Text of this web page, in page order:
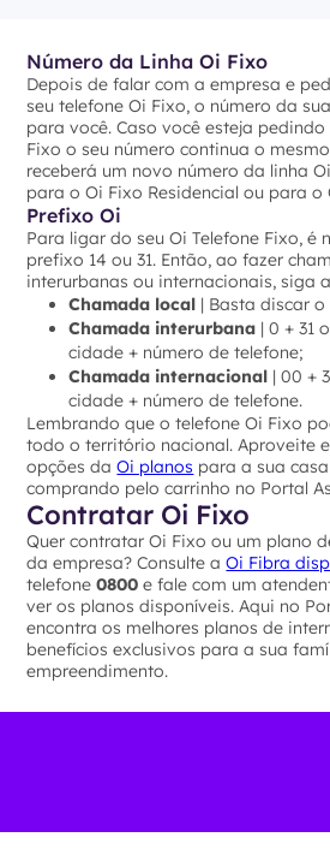
Número da Linha Oi Fixo
Depois de falar com a empresa e
seu telefone Oi Fixo, o número da
para você. Caso você esteja
Fixo o seu número continua o
receberá um novo número da linha
para o Oi Fixo Residencial ou para o
Prefixo Oi
Para ligar do seu Oi Telefone Fixo, é
prefixo 14 ou 31. Então, ao fazer
interurbanas ou internacionais, siga
Chamada local | Basta discar
Chamada interurbana | 0 + 31
cidade + número de telefone;
Chamada internacional | 00 +
cidade + número de telefone.
Lembrando que o telefone Oi Fixo
todo o território nacional. Aproveite
opções daOi planos para a sua
comprando pelo carrinho no Portal
Contratar Oi Fixo
Quer contratar Oi Fixo ou um plano
da empresa? Consulte aOi Fibra
telefone0800e fale com um
ver os planos disponíveis. Aqui no
encontra os melhores planos de
benefícios exclusivos para a sua
empreendimento.